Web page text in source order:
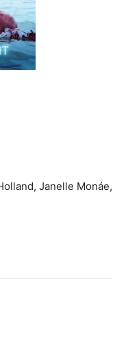
, Janelle Monáe,